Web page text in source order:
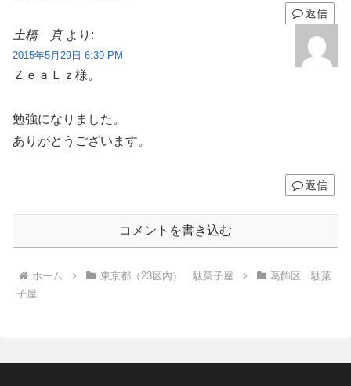
返信
土橋 真 より:
2015年5月29日 6:39 PM
ＺｅａＬｚ様。
勉強になりました。
ありがとうございます。
返信
コメントを書き込む
ホーム 東京都（23区内） 駄菓子屋
葛飾区 駄菓
子屋